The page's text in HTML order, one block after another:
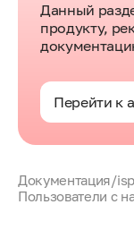
Данный
продукту,
Перейти к
Документация/
Пользователи с